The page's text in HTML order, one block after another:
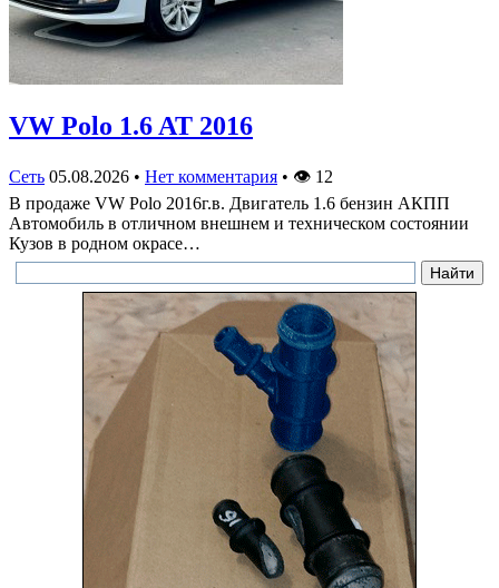
VW Polo 1.6 AT 2016
Сеть 05.08.2026 • Нет комментария • 👁 12
В продаже VW Polo 2016г.в. Двигатель 1.6 бензин АКПП
Автомобиль в отличном внешнем и техническом состоянии
Кузов в родном окрасе…